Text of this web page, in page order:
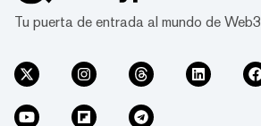
Tu puerta de entrada al mundo de Web3